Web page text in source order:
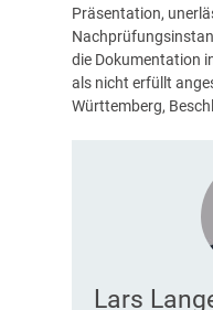
Präsentation,
die Dokumentation
als nicht erfüllt
Württemberg,
Lars